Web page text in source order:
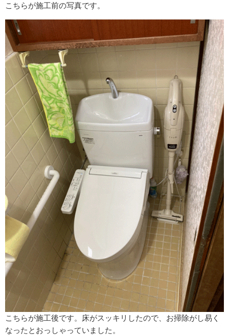
こちらが施工前の写真です。
こちらが施工後です。床がスッキリしたので、お掃除がし易く
なったとおっしゃっていました。